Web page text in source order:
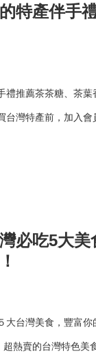
特產伴手
禮推薦茶茶糖、茶
台灣特產前，加入會
必吃5大
大台灣美食，豐富
熱賣的台灣特色美